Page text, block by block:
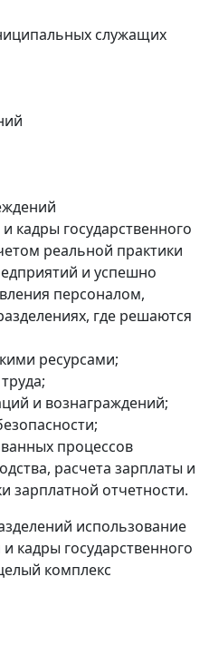
служащих
кадры государственного
реальной практики
и успешно
персоналом,
где решаются
ресурсами;
и вознаграждений;
процессов
расчета зарплаты и
зарплатной отчетности.
использование
кадры государственного
комплекс